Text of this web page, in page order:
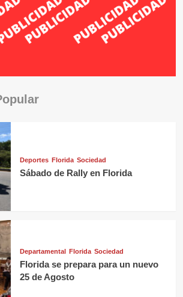
Deportes Florida Sociedad
Sábado de Rally en Florida
Departamental Florida Sociedad
Florida se prepara para un nuevo
25 de Agosto